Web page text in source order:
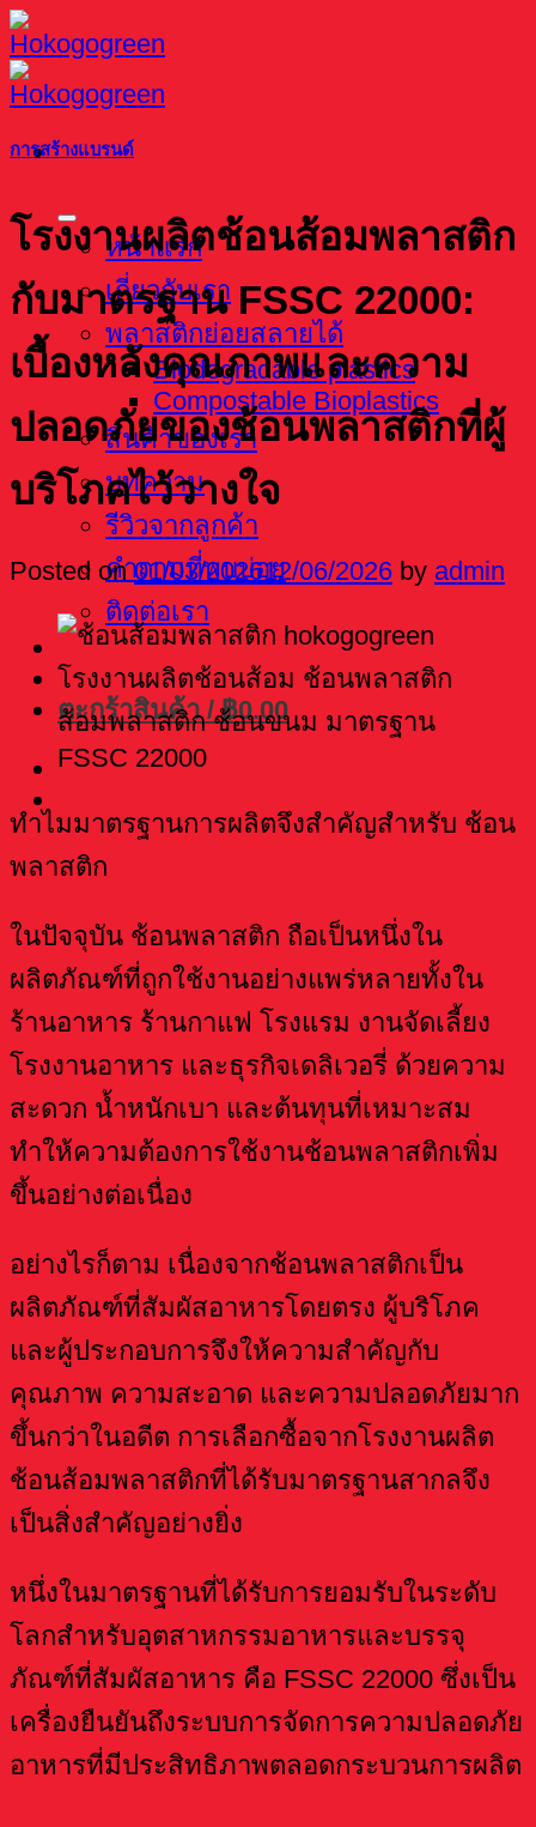
Skip
to
content
หน้าแรก
เกี่ยวกับเรา
พลาสติกย่อยสลายได้
Biodegradable plastics
Compostable Bioplastics
สินค้าของเรา
บทความ
รีวิวจากลูกค้า
คำถามที่พบบ่อย
ติดต่อเรา
ตะกร้าสินค้า /฿0.00
การสร้างแบรนด์
โรงงานผลิตช้อนส้อมพลาสติก
กับมาตรฐาน FSSC 22000:
เบื้องหลังคุณภาพและความ
ปลอดภัยของช้อนพลาสติกที่ผู้
บริโภคไว้วางใจ
Posted on01/03/202612/06/2026 by admin
ทำไมมาตรฐานการผลิตจึงสำคัญสำหรับ ช้อน
พลาสติก
ในปัจจุบัน ช้อนพลาสติก ถือเป็นหนึ่งใน
ผลิตภัณฑ์ที่ถูกใช้งานอย่างแพร่หลายทั้งใน
ร้านอาหาร ร้านกาแฟ โรงแรม งานจัดเลี้ยง
โรงงานอาหาร และธุรกิจเดลิเวอรี่ ด้วยความ
สะดวก น้ำหนักเบา และต้นทุนที่เหมาะสม
ทำให้ความต้องการใช้งานช้อนพลาสติกเพิ่ม
ขึ้นอย่างต่อเนื่อง
อย่างไรก็ตาม เนื่องจากช้อนพลาสติกเป็น
ผลิตภัณฑ์ที่สัมผัสอาหารโดยตรง ผู้บริโภค
และผู้ประกอบการจึงให้ความสำคัญกับ
คุณภาพ ความสะอาด และความปลอดภัยมาก
ขึ้นกว่าในอดีต การเลือกซื้อจากโรงงานผลิต
ช้อนส้อมพลาสติกที่ได้รับมาตรฐานสากลจึง
เป็นสิ่งสำคัญอย่างยิ่ง
หนึ่งในมาตรฐานที่ได้รับการยอมรับในระดับ
โลกสำหรับอุตสาหกรรมอาหารและบรรจุ
ภัณฑ์ที่สัมผัสอาหาร คือ FSSC 22000 ซึ่งเป็น
เครื่องยืนยันถึงระบบการจัดการความปลอดภัย
อาหารที่มีประสิทธิภาพตลอดกระบวนการผลิต